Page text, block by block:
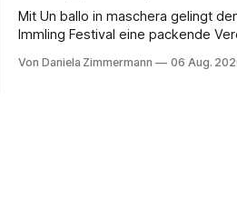
Mit Un ballo in maschera gelingt
Immling Festival eine packende
Wirklichkeit. Verena von
Von Daniela Zimmermann 06 Aug.